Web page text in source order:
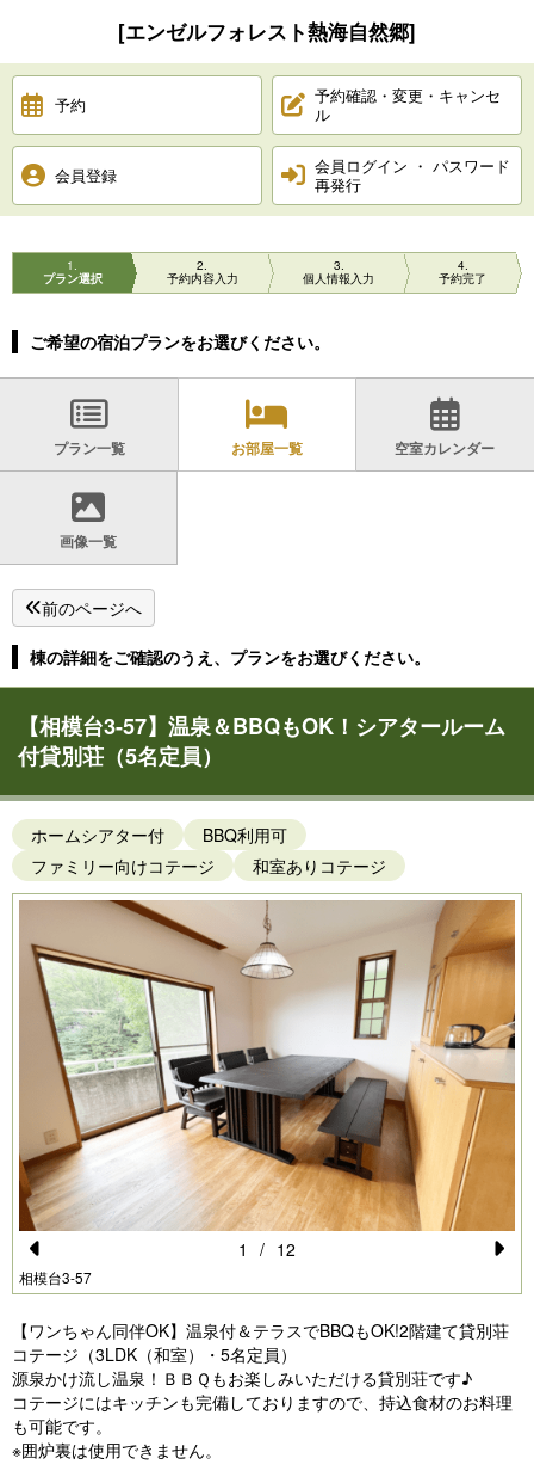
[エンゼルフォレスト熱海自然郷]
予約
予約確認・変更・キャンセ
ル
会員登録
会員ログイン ・ パスワード
再発行
1
プラン選択
2
予約内容入力
3
個人情報入力
4
予約完了
ご希望の宿泊プランをお選びください。
プラン一覧 お部屋一覧 空室カレンダー
画像一覧
前のページへ
棟の詳細をご確認のうえ、プランをお選びください。
【相模台3-57】温泉＆BBQもOK！シアタールーム
付貸別荘（5名定員）
ホームシアター付
BBQ利用可
ファミリー向けコテージ
和室ありコテージ
Pr
vi
o
u
s
相模台3-57
e
xt
1 / 12
【ワンちゃん同伴OK】温泉付＆テラスでBBQもOK!2階建て貸別荘
コテージ（3LDK（和室）・5名定員）
源泉かけ流し温泉！ＢＢＱもお楽しみいただける貸別荘です♪
コテージにはキッチンも完備しておりますので、持込食材のお料理
も可能です。
※囲炉裏は使用できません。